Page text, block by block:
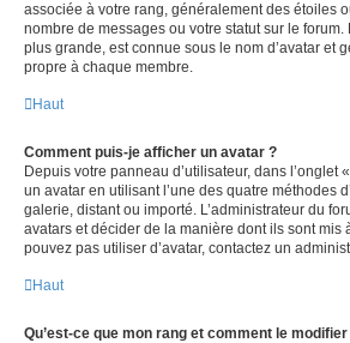
associée à votre rang, généralement des étoiles
nombre de messages ou votre statut sur le
plus grande, est connue sous le nom d’avatar et
propre à chaque membre.
Haut
Comment puis-je afficher un avatar ?
Depuis votre panneau d’utilisateur, dans l’onglet
un avatar en utilisant l’une des quatre méthodes
galerie, distant ou importé. L’administrateur du
avatars et décider de la manière dont ils sont mis
pouvez pas utiliser d’avatar, contactez un
Haut
Qu’est-ce que mon rang et comment le modifier